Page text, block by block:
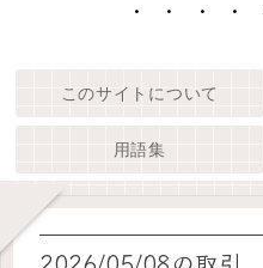
このサイトについて
用語集